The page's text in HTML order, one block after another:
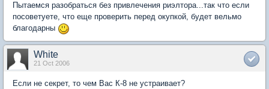
Пытаемся разобраться без привлечения риэлтора...так что если
посоветуете, что еще проверить перед окупкой, будет вельмо
благодарны
White
21 Oct 2006
Если не секрет, то чем Вас К-8 не устраивает?